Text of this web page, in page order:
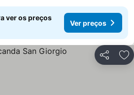
ver os preços
Ver preços
Partilhar